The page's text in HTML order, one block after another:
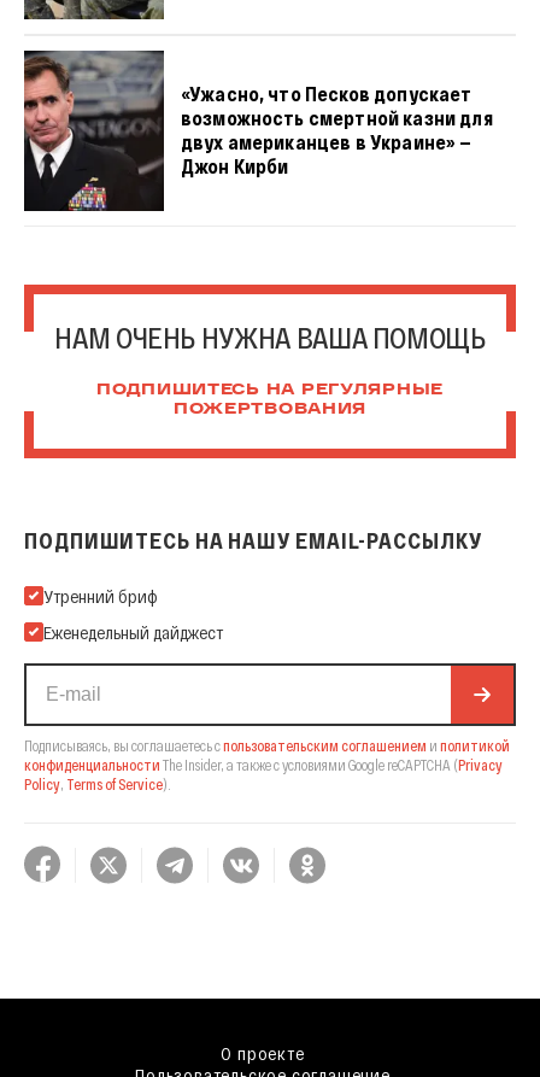
«Ужасно, что Песков допускает
возможность смертной казни для
двух американцев в Украине» —
Джон Кирби
НАМ ОЧЕНЬ НУЖНА ВАША ПОМОЩЬ
ПОДПИШИТЕСЬ НА РЕГУЛЯРНЫЕ
ПОЖЕРТВОВАНИЯ
ПОДПИШИТЕСЬ НА НАШУ EMAIL-РАССЫЛКУ
Подпишитесь на нашу Email-рассылку
Утренний бриф
Еженедельный дайджест
Подписываясь, вы соглашаетесь спользовательским соглашением и политикой
конфиденциальности The Insider, а также с условиями Google reCAPTCHA (Privacy
Policy, Terms of Service).
О проекте